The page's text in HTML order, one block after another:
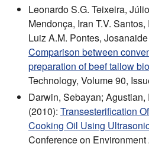
Leonardo S.G. Teixeira,
Mendonça, Iran T.V.
Luiz A.M. Pontes,
Comparison between
preparation of beef tallow
Technology, Volume 90,
Darwin, Sebayan;
(2010): Transesterification
Cooking Oil Using
Conference on